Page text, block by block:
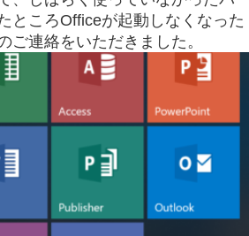
ところOfficeが起動しなくなった
ご連絡をいただきました。